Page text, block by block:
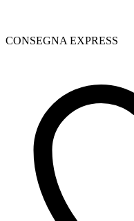
CONSEGNA EXPRESS